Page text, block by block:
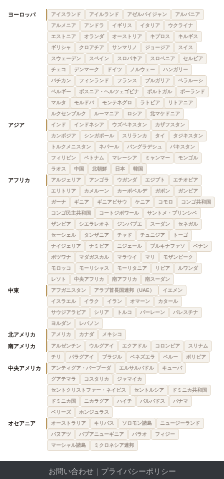
ヨーロッパ アイスランド アイルランド アゼルバイジャン
アルバニア
アルメニア
アンドラ イギリス イタリア
ウクライナ
エストニア
オランダ オーストリア キプロス
キルギス
ギリシャ
クロアチア サンマリノ ジョージア
スイス
スウェーデン
スペイン スロバキア スロベニア
セルビア
チェコ
デンマーク ドイツ ノルウェー
ハンガリー
バチカン
フィンランド フランス ブルガリア
ベラルーシ
ベルギー
ボスニア・ヘルツェゴビナ ポルトガル
ポーランド
マルタ
モルドバ モンテネグロ ラトビア
リトアニア
ルクセンブルク
ルーマニア ロシア 北マケドニア
アジア インド インドネシア ウズベキスタン
カザフスタン
カンボジア
シンガポール スリランカ タイ
タジキスタン
トルクメニスタン
ネパール バングラデシュ
パキスタン
フィリピン
ベトナム マレーシア ミャンマー
モンゴル
ラオス
中国 北朝鮮 日本 韓国
アフリカ アルジェリア アンゴラ ウガンダ エジプト
エチオピア
エリトリア
カメルーン カーボベルデ ガボン
ガンビア
ガーナ
ギニア ギニアビサウ ケニア コモロ
コンゴ共和国
コンゴ民主共和国
コートジボワール
サントメ・プリンシペ
ザンビア
シエラレオネ ジンバブエ スーダン
セネガル
セーシェル
タンザニア チャド チュニジア
トーゴ
ナイジェリア
ナミビア ニジェール ブルキナファソ
ベナン
ボツワナ
マダガスカル マラウイ マリ
モザンビーク
モロッコ
モーリシャス モーリタニア リビア
ルワンダ
レソト
中央アフリカ 南アフリカ 南スーダン
中東 アフガニスタン アラブ首長国連邦（UAE）
イエメン
イスラエル
イラク イラン オマーン
カタール
サウジアラビア
シリア トルコ バーレーン
パレスチナ
ヨルダン
レバノン
北アメリカ アメリカ カナダ メキシコ
南アメリカ アルゼンチン ウルグアイ エクアドル コロンビア
スリナム
チリ
パラグアイ ブラジル ベネズエラ ペルー ボリビア
中央アメリカ アンティグア・バーブーダ エルサルバドル
キューバ
グアテマラ
コスタリカ
ジャマイカ
セントクリストファー・ネイビス
セントルシア
ドミニカ共和国
ドミニカ国
ニカラグア ハイチ バルバドス
パナマ
ベリーズ
ホンジュラス
オセアニア オーストラリア キリバス ソロモン諸島
ニュージーランド
バヌアツ
パプアニューギニア パラオ
フィジー
マーシャル諸島
ミクロネシア連邦
お問い合わせ｜ プライバシーポリシー